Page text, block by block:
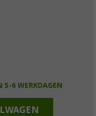
5-6 WERKDAGEN